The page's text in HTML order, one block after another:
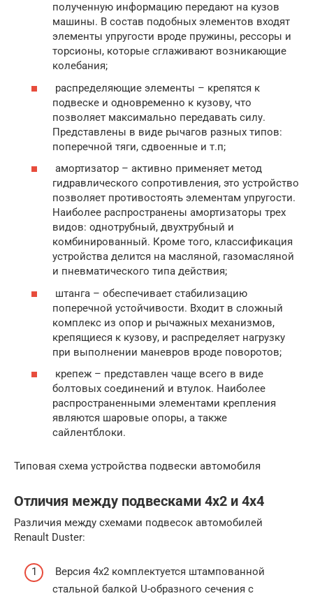
полученную информацию передают на кузов
машины. В состав подобных элементов входят
элементы упругости вроде пружины, рессоры и
торсионы, которые сглаживают возникающие
колебания;
распределяющие элементы – крепятся к
подвеске и одновременно к кузову, что
позволяет максимально передавать силу.
Представлены в виде рычагов разных типов:
поперечной тяги, сдвоенные и т.п;
амортизатор – активно применяет метод
гидравлического сопротивления, это устройство
позволяет противостоять элементам упругости.
Наиболее распространены амортизаторы трех
видов: однотрубный, двухтрубный и
комбинированный. Кроме того, классификация
устройства делится на масляной, газомасляной
и пневматического типа действия;
штанга – обеспечивает стабилизацию
поперечной устойчивости. Входит в сложный
комплекс из опор и рычажных механизмов,
крепящиеся к кузову, и распределяет нагрузку
при выполнении маневров вроде поворотов;
крепеж – представлен чаще всего в виде
болтовых соединений и втулок. Наиболее
распространенными элементами крепления
являются шаровые опоры, а также
сайлентблоки.
Типовая схема устройства подвески автомобиля
Отличия между подвесками 4х2 и 4х4
Различия между схемами подвесок автомобилей
Renault Duster:
Версия 4х2 комплектуется штампованной
стальной балкой U-образного сечения с